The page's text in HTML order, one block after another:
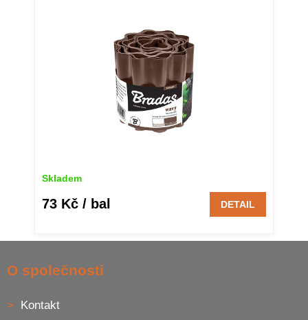
Skladem
73 Kč / bal DETAIL
O společnosti
Kontakt